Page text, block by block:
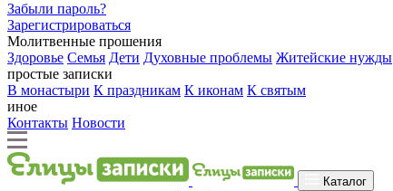
Забыли пароль?
Зарегистрироваться
Молитвенные прошения
Здоровье Семья Дети Духовные проблемы Житейские нужды
простые записки
В монастыри К праздникам К иконам К святым
иное
Контакты Новости
Каталог